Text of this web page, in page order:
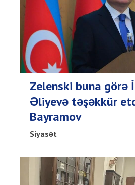
Zelenski buna görə
Əliyevə təşəkkür
Bayramov
Siyasət